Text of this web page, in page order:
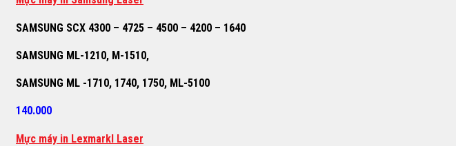
SAMSUNG SCX 4300 – 4725 – 4500 – 4200 – 1640
SAMSUNG ML-1210, M-1510,
SAMSUNG ML -1710, 1740, 1750, ML-5100
140.000
Mực máy in Lexmarkl Laser